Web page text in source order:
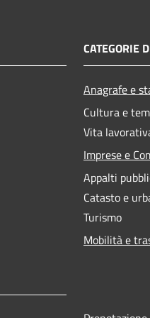
CATEGORIE
Anagrafe e
Cultura e
Vita
Imprese e
Appalti
Catasto e
Turismo
Mobilità e